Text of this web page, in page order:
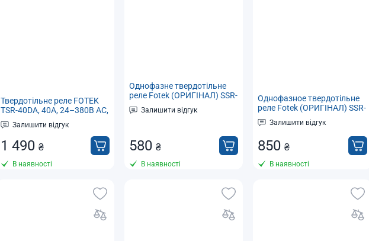
Твердотільне реле FOTEK
TSR-40DA, 40А, 24–380В AC,
керування 4–32В DC
Залишити відгук
1 490 ₴
В наявності
Однофазне твердотільне
реле Fotek (ОРИГІНАЛ) SSR-
40DA тип DC-AC, Imax 40А
24-380В змінного струму
Залишити відгук
580₴
В наявності
Однофазное твердотільне
реле Fotek (ОРИГІНАЛ) SSR-
75DA тип DC-AC, Imax 75А
24-380В змінного струму
Залишити відгук
850₴
В наявності